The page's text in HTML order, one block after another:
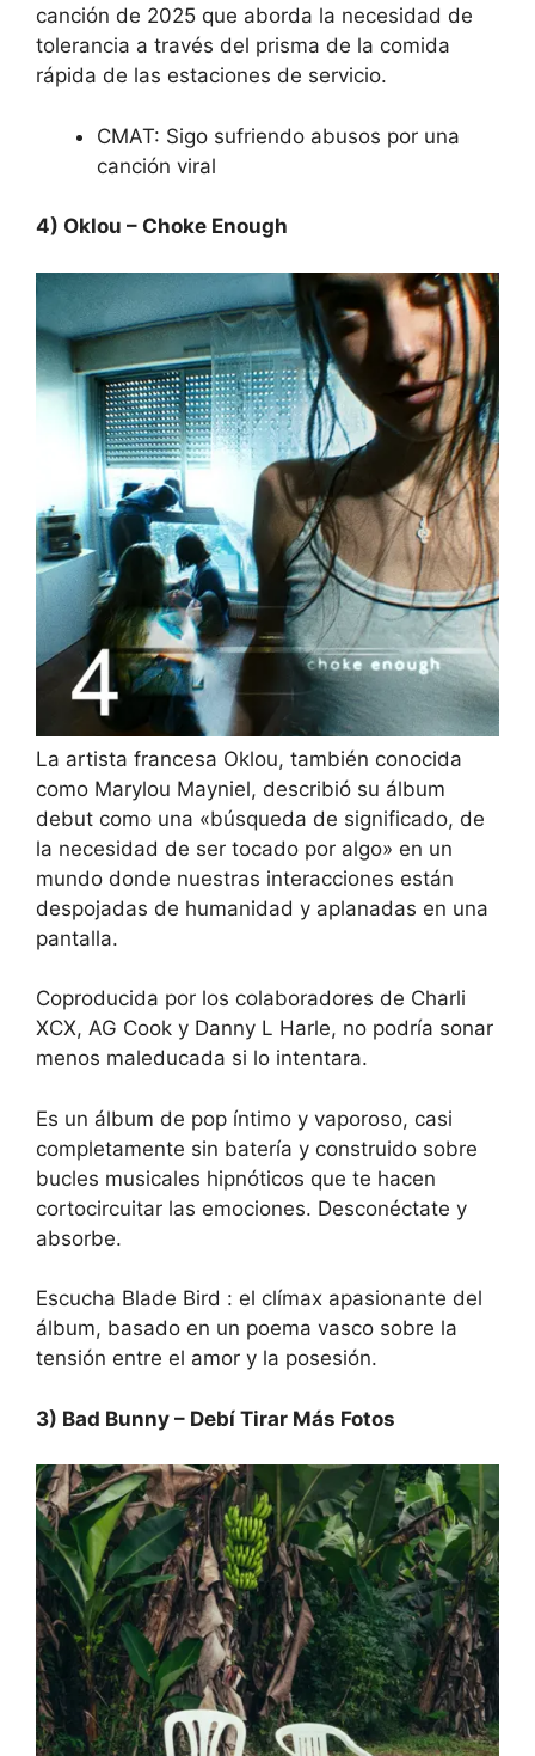
canción de 2025 que aborda la necesidad de
tolerancia a través del prisma de la comida
rápida de las estaciones de servicio.
CMAT: Sigo sufriendo abusos por una
canción viral
4) Oklou – Choke Enough
La artista francesa Oklou, también conocida
como Marylou Mayniel, describió su álbum
debut como una «búsqueda de significado, de
la necesidad de ser tocado por algo» en un
mundo donde nuestras interacciones están
despojadas de humanidad y aplanadas en una
pantalla.
Coproducida por los colaboradores de Charli
XCX, AG Cook y Danny L Harle, no podría sonar
menos maleducada si lo intentara.
Es un álbum de pop íntimo y vaporoso, casi
completamente sin batería y construido sobre
bucles musicales hipnóticos que te hacen
cortocircuitar las emociones. Desconéctate y
absorbe.
Escucha Blade Bird : el clímax apasionante del
álbum, basado en un poema vasco sobre la
tensión entre el amor y la posesión.
3) Bad Bunny – Debí Tirar Más Fotos